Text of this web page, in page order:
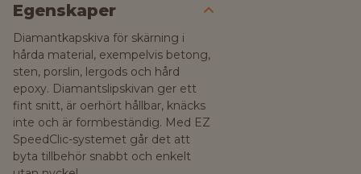
Egenskaper
Diamantkapskiva för skärning i
hårda material, exempelvis betong,
sten, porslin, lergods och hård
epoxy. Diamantslipskivan ger ett
fint snitt, är oerhört hållbar, knäcks
inte och är formbeständig. Med EZ
SpeedClic-systemet går det att
byta tillbehör snabbt och enkelt